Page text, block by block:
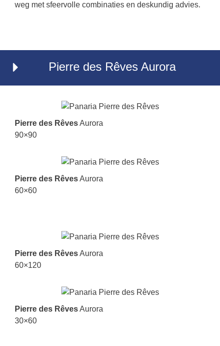
weg met sfeervolle combinaties en deskundig advies.
Pierre des Rêves Aurora
Pierre des RêvesAurora
90×90
Pierre des RêvesAurora
60×60
Pierre des RêvesAurora
60×120
Pierre des RêvesAurora
30×60